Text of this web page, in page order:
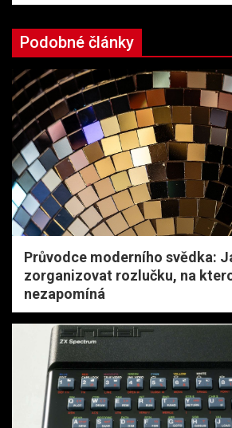
Podobné články
Průvodce moderního svědka:
zorganizovat rozlučku, na
nezapomíná